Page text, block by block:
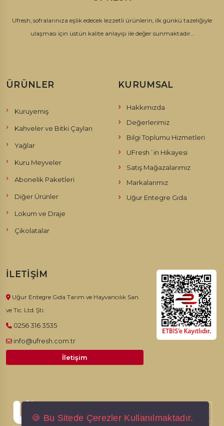
Ufresh, sofralarınıza eşlik edecek lezzetli ürünlerin, ilk günkü tazeliğiyle
ulaşması için üstün kalite anlayışı ile değer sunmaktadır...
ÜRÜNLER
Kuruyemiş
Kahveler ve Bitki Çayları
Yağlar
Kuru Meyveler
Abonelik Paketleri
Diğer Ürünler
Lokum ve Draje
Çikolatalar
KURUMSAL
Hakkımızda
Değerlerimiz
Bilgi Toplumu Hizmetleri
UFresh´in Hikayesi
Satış Mağazalarımız
Markalarımız
Uğur Entegre Gıda
İLETIŞIM
Uğur Entegre Gıda Tarım ve Hayvancılık San.
ve Tic. Ltd. Şti.
0256 316 3535
info@ufresh.com.tr
İletişim
© 2026, Ufresh. Tüm hakları saklıdır.
🍪 Bu Sitede Çerezler Kullanılmaktadır.